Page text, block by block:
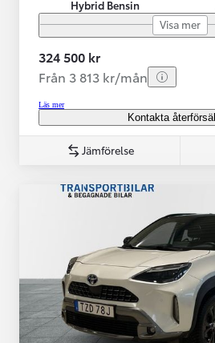
Hybrid Bensin
Visa mer
324 500 kr
Från 3 813 kr/mån
Läs mer
Kontakta
Jämförelse